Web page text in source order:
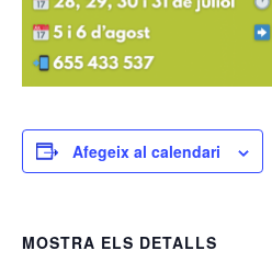
Afegeix al calendari
MOSTRA ELS DETALLS